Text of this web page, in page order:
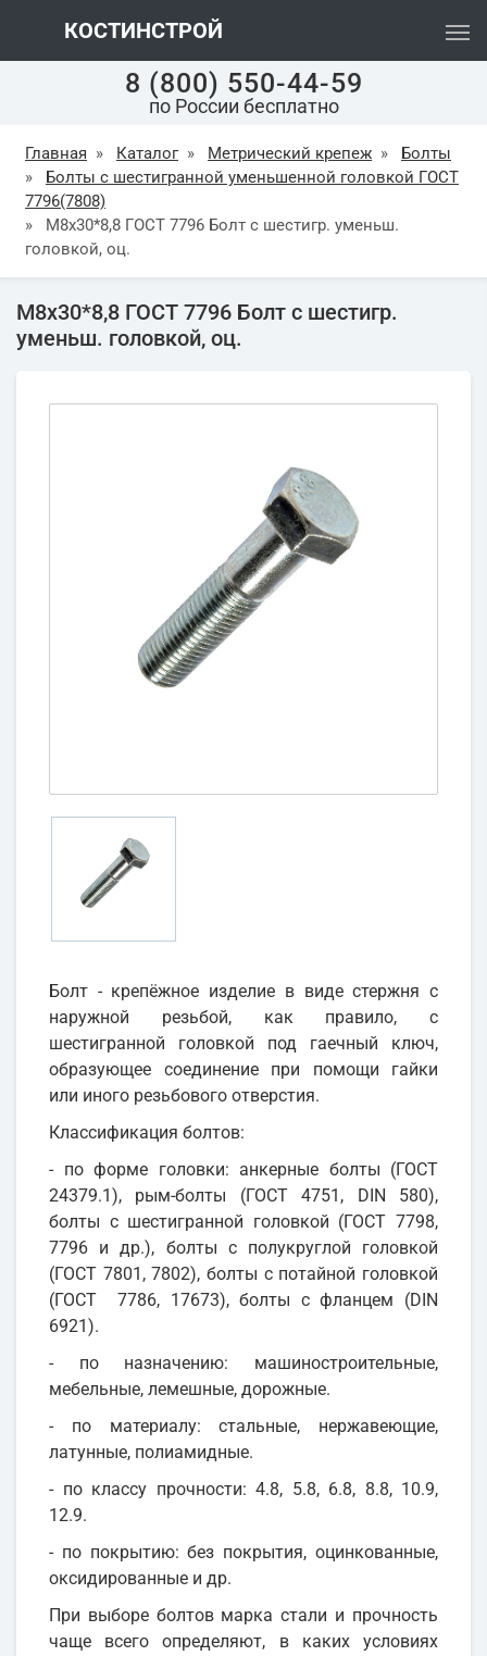
КОСТИНСТРОЙ
8 (800) 550-44-59
по России бесплатно
Главная » Каталог » Метрический крепеж »
Болты
»
Болты с шестигранной уменьшенной головкой ГОСТ
7796(7808)
»
М8х30*8,8 ГОСТ 7796 Болт с шестигр. уменьш.
головкой, оц.
М8х30*8,8 ГОСТ 7796 Болт с шестигр.
уменьш. головкой, оц.
Болт - крепёжное изделие в виде стержня с
наружной резьбой, как правило, с
шестигранной головкой под гаечный ключ,
образующее соединение при помощи гайки
или иного резьбового отверстия.
Классификация болтов:
- по форме головки: анкерные болты (ГОСТ
24379.1), рым-болты (ГОСТ 4751, DIN 580),
болты с шестигранной головкой (ГОСТ 7798,
7796 и др.), болты с полукруглой головкой
(ГОСТ 7801, 7802), болты с потайной головкой
(ГОСТ 7786, 17673), болты с фланцем (DIN
6921).
- по назначению: машиностроительные,
мебельные, лемешные, дорожные.
- по материалу: стальные, нержавеющие,
латунные, полиамидные.
- по классу прочности: 4.8, 5.8, 6.8, 8.8, 10.9,
12.9.
- по покрытию: без покрытия, оцинкованные,
оксидированные и др.
При выборе болтов марка стали и прочность
чаще всего определяют, в каких условиях